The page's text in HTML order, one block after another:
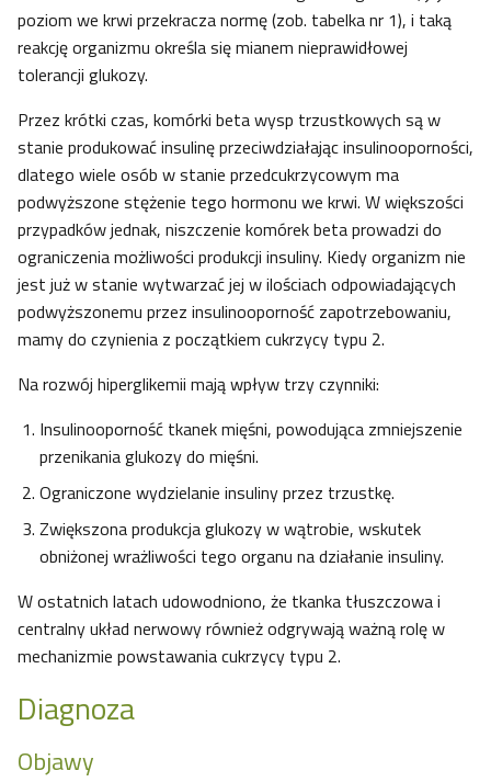
poziom we krwi przekracza normę (zob. tabelka nr 1), i taką
reakcję organizmu określa się mianem nieprawidłowej
tolerancji glukozy.
Przez krótki czas, komórki beta wysp trzustkowych są w
stanie produkować insulinę przeciwdziałając insulinooporności,
dlatego wiele osób w stanie przedcukrzycowym ma
podwyższone stężenie tego hormonu we krwi. W większości
przypadków jednak, niszczenie komórek beta prowadzi do
ograniczenia możliwości produkcji insuliny. Kiedy organizm nie
jest już w stanie wytwarzać jej w ilościach odpowiadających
podwyższonemu przez insulinooporność zapotrzebowaniu,
mamy do czynienia z początkiem cukrzycy typu 2.
Na rozwój hiperglikemii mają wpływ trzy czynniki:
Insulinooporność tkanek mięśni, powodująca zmniejszenie
przenikania glukozy do mięśni.
Ograniczone wydzielanie insuliny przez trzustkę.
Zwiększona produkcja glukozy w wątrobie, wskutek
obniżonej wrażliwości tego organu na działanie insuliny.
W ostatnich latach udowodniono, że tkanka tłuszczowa i
centralny układ nerwowy również odgrywają ważną rolę w
mechanizmie powstawania cukrzycy typu 2.
Diagnoza
Objawy